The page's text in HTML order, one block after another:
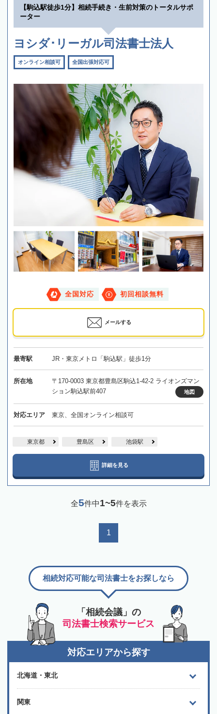
【駒込駅徒歩1分】相続手続き・生前対策のトータルサポ
ーター
ヨシダ･リーガル司法書士法人
オンライン相談可 全国出張対応可
全国対応 初回相談無料
メールする
最寄駅 JR・東京メトロ「駒込駅」徒歩1分
所在地
〒170-0003 東京都豊島区駒込1-42-2 ライオンズマン
ション駒込駅前407
地図
対応エリア 東京、全国オンライン相談可
東京都 豊島区 池袋駅
詳細を見る
全5件中1~5件を表示
1
「相続会議」の
司法書士検索サービス
相続対応可能な司法書士をお探しなら
対応エリアから探す
北海道・東北
関東